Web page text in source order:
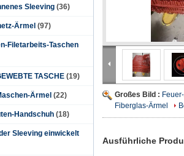
Sleeving (36)
Ärmel (97)
Filetarbeits-Taschen
TASCHE (19)
Ärmel (22)
Handschuh (18)
Sleeving einwickelt
Großes Bild :
Fiberglas-Ärmel
Ausführliche